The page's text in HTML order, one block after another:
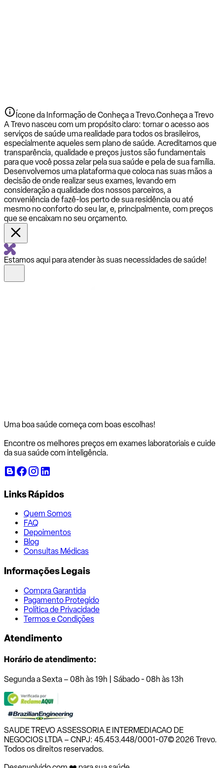
Ícone da Informação de Conheça a Trevo.Conheça a Trevo
A Trevo nasceu com um propósito claro: tornar o acesso aos
serviços de saúde uma realidade para todos os brasileiros,
especialmente aqueles sem plano de saúde. Acreditamos que
transparência, qualidade e preços justos são fundamentais
para que você possa zelar pela sua saúde e pela de sua família.
Desenvolvemos uma plataforma que coloca nas suas mãos a
decisão de onde realizar seus exames, levando em
consideração a qualidade dos nossos parceiros, a
conveniência de fazê-los perto de sua residência ou até
mesmo no conforto do seu lar, e, principalmente, com preços
que se encaixam no seu orçamento.
Estamos aqui para atender às suas necessidades de saúde!
Uma boa saúde começa com boas escolhas!
Encontre os melhores preços em exames laboratoriais e cuide
da sua saúde com inteligência.
Links Rápidos
Quem Somos
FAQ
Depoimentos
Blog
Consultas Médicas
Informações Legais
Compra Garantida
Pagamento Protegido
Política de Privacidade
Termos e Condições
Atendimento
Horário de atendimento:
Segunda a Sexta – 08h às 19h | Sábado - 08h às 13h
SAUDE TREVO ASSESSORIA E INTERMEDIACAO DE
NEGOCIOS LTDA – CNPJ: 45.453.448/0001-07© 2026 Trevo.
Todos os direitos reservados.